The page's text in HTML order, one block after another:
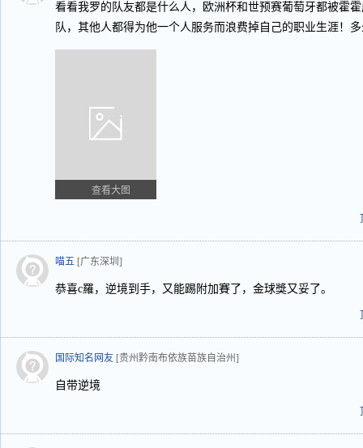
看看我罗的队友都是什么人，欧洲杯和世预赛葡萄牙都被霍
队，其他人都得为他一个人服务而浪费掉自己的职业生涯！
查看大图
喵五 [广东深圳]
恭喜c羅，逆境到手，又能踢附加賽了，金球獎又妥了。
国际知名网友 [贵州黔南布依族苗族自治州]
自带逆境